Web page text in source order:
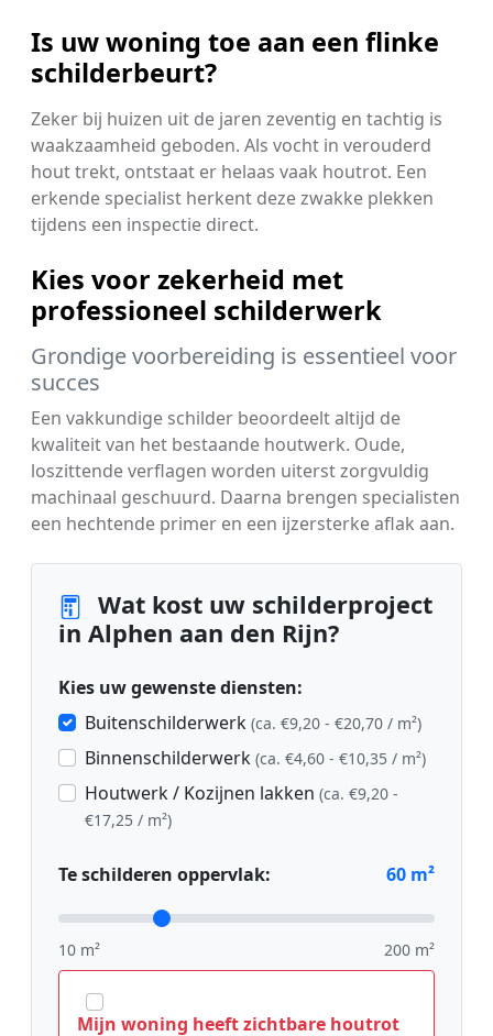
Is uw woning toe aan een flinke
schilderbeurt?
Zeker bij huizen uit de jaren zeventig en tachtig is
waakzaamheid geboden. Als vocht in verouderd
hout trekt, ontstaat er helaas vaak houtrot. Een
erkende specialist herkent deze zwakke plekken
tijdens een inspectie direct.
Kies voor zekerheid met
professioneel schilderwerk
Grondige voorbereiding is essentieel voor
succes
Een vakkundige schilder beoordeelt altijd de
kwaliteit van het bestaande houtwerk. Oude,
loszittende verflagen worden uiterst zorgvuldig
machinaal geschuurd. Daarna brengen specialisten
een hechtende primer en een ijzersterke aflak aan.
Wat kost uw schilderproject
in Alphen aan den Rijn?
Kies uw gewenste diensten:
Buitenschilderwerk (ca. €9,20 - €20,70 / m²)
Binnenschilderwerk (ca. €4,60 - €10,35 / m²)
Houtwerk / Kozijnen lakken (ca. €9,20 -
€17,25 / m²)
Te schilderen oppervlak: 60 m²
10 m² 200 m²
Mijn woning heeft zichtbare houtrot